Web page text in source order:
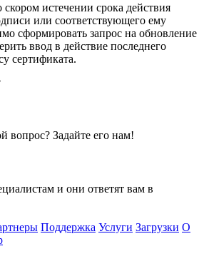
истечении срока действия
или соответствующего ему
сформировать запрос на обновление
ввод в действие последнего
сертификата.
вопрос? Задайте его нам!
и они ответят вам в
Поддержка Услуги Загрузки О